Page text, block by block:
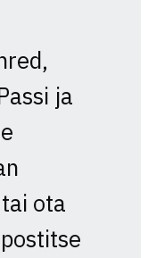
ja
ota